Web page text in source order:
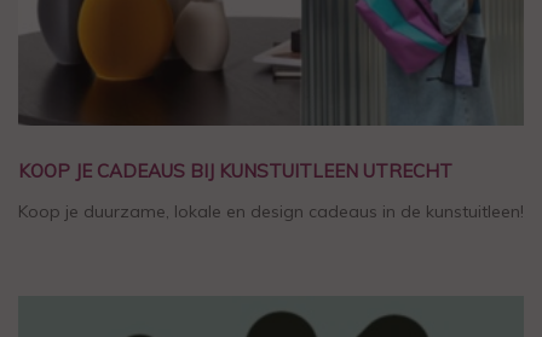
KOOP JE CADEAUS BIJ KUNSTUITLEEN UTRECHT
Koop je duurzame, lokale en design cadeaus in de kunstuitleen!